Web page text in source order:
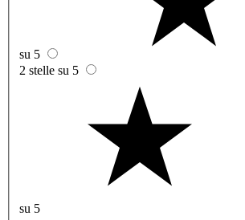
su 5
2 stelle su 5
su 5